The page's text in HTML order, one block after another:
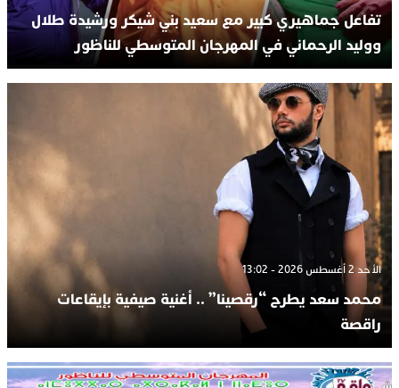
تفاعل جماهيري كبير مع سعيد بني شيكر ورشيدة طلال
ووليد الرحماني في المهرجان المتوسطي للناظور
الأحد 2 أغسطس 2026 - 13:02
محمد سعد يطرح “رقصينا” .. أغنية صيفية بإيقاعات
راقصة